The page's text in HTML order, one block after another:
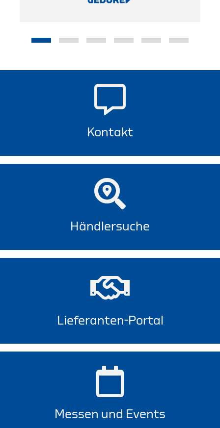
Kontakt
Händlersuche
Lieferanten-Portal
Messen und Events